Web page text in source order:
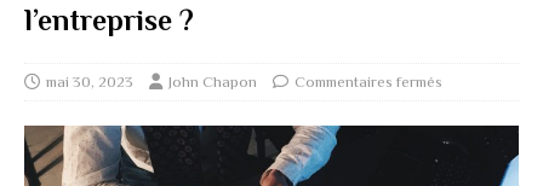
l’entreprise ?
mai 30, 2023 John Chapon Commentaires fermés